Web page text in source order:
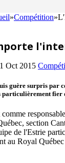
»Compétition»
Oct 2015
guère surpris par
particulièrement fier
section
de l'Estrie
au Royal